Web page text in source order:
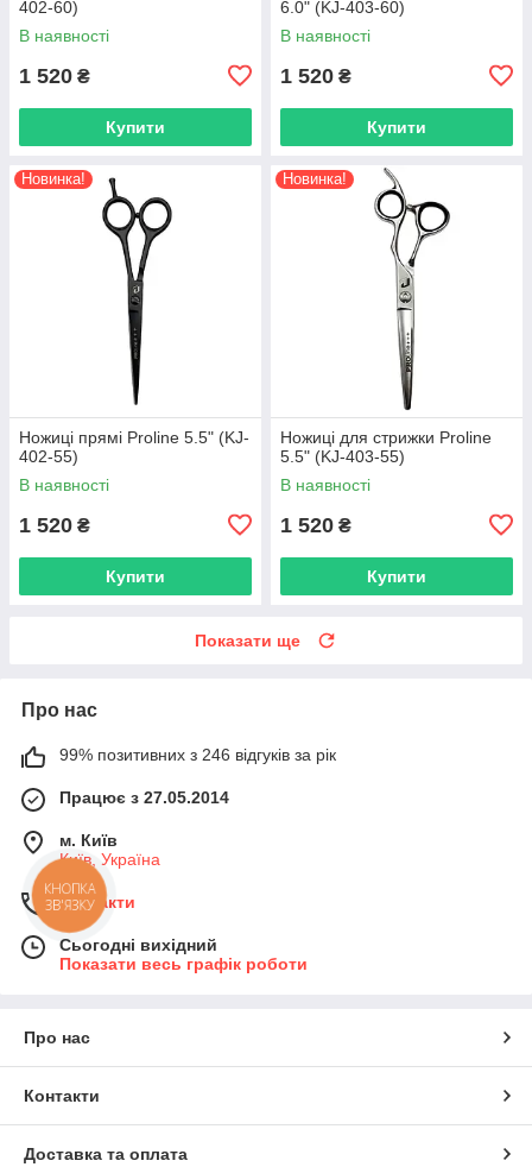
402-60)
В наявності
1 520 ₴
Купити
6.0" (KJ-403-60)
В наявності
1 520 ₴
Купити
Новинка!
Ножиці прямі Proline 5.5" (KJ-
402-55)
В наявності
1 520 ₴
Купити
Новинка!
Ножиці для стрижки Proline
5.5" (KJ-403-55)
В наявності
1 520 ₴
Купити
Показати ще
Про нас
99% позитивних з 246 відгуків за рік
Працює з 27.05.2014
м. Київ
Київ, Україна
Контакти
Сьогодні вихідний
Показати весь графік роботи
Про нас
Контакти
Доставка та оплата
КНОПКА
ЗВ'ЯЗКУ